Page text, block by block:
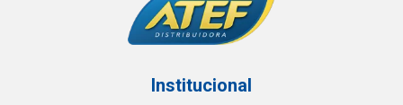
Institucional